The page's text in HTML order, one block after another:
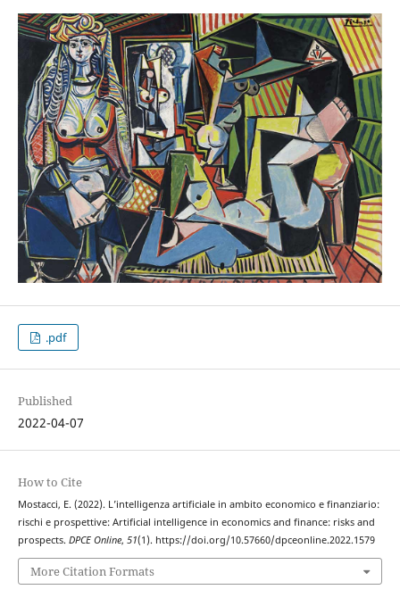
.pdf
Published
2022-04-07
How to Cite
Mostacci, E. (2022). L’intelligenza artificiale in ambito economico e finanziario:
rischi e prospettive: Artificial intelligence in economics and finance: risks and
prospects. DPCE Online, 51(1). https://doi.org/10.57660/dpceonline.2022.1579
More Citation Formats